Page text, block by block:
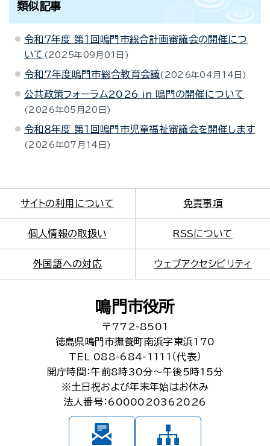
類似記事
令和７年度 第１回鳴門市総合計画審議会の開催につ
いて
2025年09月01日
令和7年度鳴門市総合教育会議 2026年04月14日
公共政策フォーラム2026 in 鳴門の開催について
2026年05月20日
令和８年度 第１回鳴門市児童福祉審議会を開催します
2026年07月14日
サイトの利用について 免責事項
個人情報の取扱い RSSについて
外国語への対応 ウェブアクセシビリティ
鳴門市役所
〒772-8501
徳島県鳴門市撫養町南浜字東浜170
TEL 088-684-1111（代表）
開庁時間：午前8時30分～午後5時15分
※土日祝および年末年始はお休み
法人番号：6000020362026